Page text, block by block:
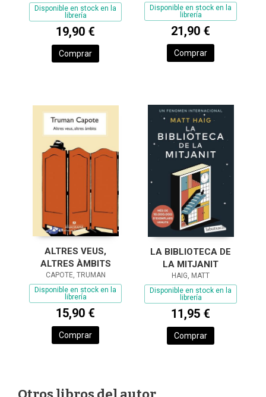
Disponible en stock en la
librería
19,90 €
Comprar
Disponible en stock en la
librería
21,90 €
Comprar
ALTRES VEUS,
ALTRES ÀMBITS
CAPOTE, TRUMAN
Disponible en stock en la
librería
15,90 €
Comprar
LA BIBLIOTECA DE
LA MITJANIT
HAIG, MATT
Disponible en stock en la
librería
11,95 €
Comprar